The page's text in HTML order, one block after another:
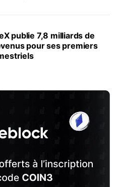
publie 7,8 milliards de
pour ses premiers